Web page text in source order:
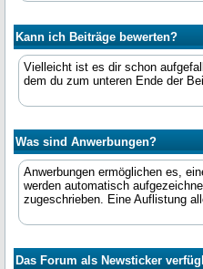
Kann ich Beiträge bewerten?
Vielleicht ist es dir schon
dem du zum unteren Ende der
Was sind Anwerbungen?
Anwerbungen ermöglichen es,
werden automatisch
zugeschrieben. Eine Auflistung
Das Forum als Newsticker